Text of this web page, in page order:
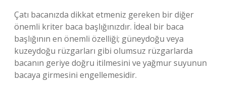
Çatı bacanızda dikkat etmeniz gereken bir diğer
önemli kriter baca başlığınızdır. İdeal bir baca
başlığının en önemli özelliği; güneydoğu veya
kuzeydoğu rüzgarları gibi olumsuz rüzgarlarda
bacanın geriye doğru itilmesini ve yağmur suyunun
bacaya girmesini engellemesidir.